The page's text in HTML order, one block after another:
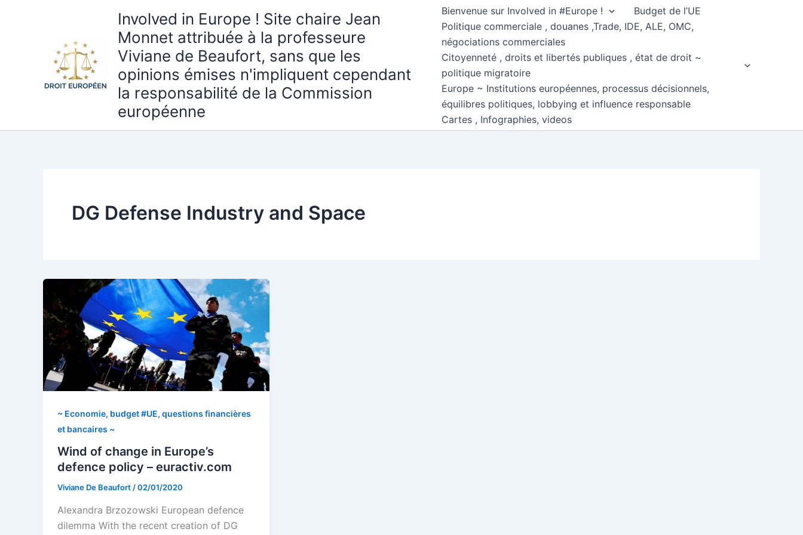
Involved in Europe ! Site chaire Jean
Monnet attribuée à la professeure
Viviane de Beaufort, sans que les
opinions émises n'impliquent cependant
la responsabilité de la Commission
européenne
Bienvenue sur Involved in #Europe !
Budget de l’UE
Politique commerciale , douanes ,Trade, IDE, ALE, OMC,
négociations commerciales
Citoyenneté , droits et libertés publiques , état de droit ~
politique migratoire
Europe ~ Institutions européennes, processus décisionnels,
équilibres politiques, lobbying et influence responsable
Cartes , Infographies, videos
DG Defense Industry and Space
~ Economie, budget #UE, questions financières
et bancaires ~
Wind of change in Europe’s
defence policy – euractiv.com
Viviane De Beaufort/02/01/2020
Alexandra Brzozowski European defence
dilemma With the recent creation of DG